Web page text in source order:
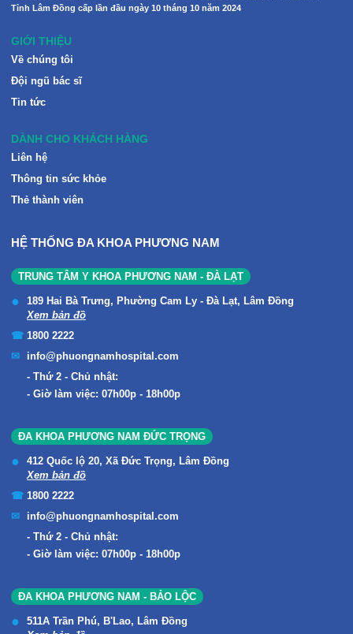
Tỉnh Lâm Đồng cấp lần đầu ngày 10 tháng 10 năm 2024
GIỚI THIỆU
Về chúng tôi
Đội ngũ bác sĩ
Tin tức
DÀNH CHO KHÁCH HÀNG
Liên hệ
Thông tin sức khỏe
Thẻ thành viên
HỆ THỐNG ĐA KHOA PHƯƠNG NAM
TRUNG TÂM Y KHOA PHƯƠNG NAM - ĐÀ LẠT
189 Hai Bà Trưng, Phường Cam Ly - Đà Lạt, Lâm Đồng
Xem bản đồ
1800 2222
info@phuongnamhospital.com
Thứ 2 - Chủ nhật:
Giờ làm việc: 07h00p - 18h00p
ĐA KHOA PHƯƠNG NAM ĐỨC TRỌNG
412 Quốc lộ 20, Xã Đức Trọng, Lâm Đồng
Xem bản đồ
1800 2222
info@phuongnamhospital.com
Thứ 2 - Chủ nhật:
Giờ làm việc: 07h00p - 18h00p
ĐA KHOA PHƯƠNG NAM - BẢO LỘC
511A Trần Phú, B'Lao, Lâm Đồng